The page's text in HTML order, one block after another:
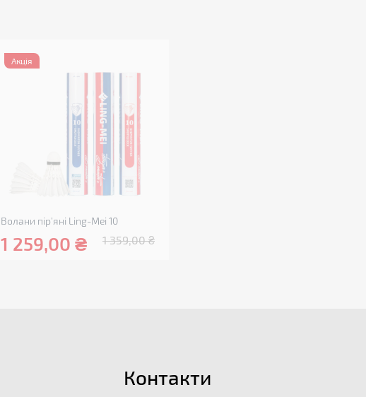
Акція
Волани пір’яні Ling-Mei 10
1 259,00 ₴ 1 359,00₴
Контакти